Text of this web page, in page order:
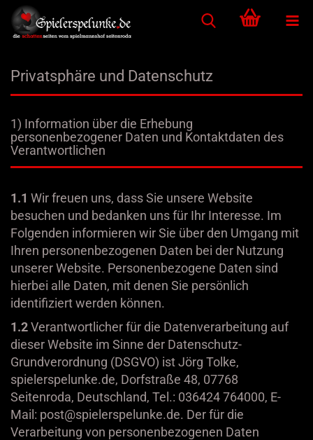
Privatsphäre und Datenschutz
1) Information über die Erhebung
personenbezogener Daten und Kontaktdaten des
Verantwortlichen
1.1 Wir freuen uns, dass Sie unsere Website
besuchen und bedanken uns für Ihr Interesse. Im
Folgenden informieren wir Sie über den Umgang mit
Ihren personenbezogenen Daten bei der Nutzung
unserer Website. Personenbezogene Daten sind
hierbei alle Daten, mit denen Sie persönlich
identifiziert werden können.
1.2Verantwortlicher für die Datenverarbeitung auf
dieser Website im Sinne der Datenschutz-
Grundverordnung (DSGVO) ist Jörg Tolke,
spielerspelunke.de, Dorfstraße 48, 07768
Seitenroda, Deutschland, Tel.: 036424 764000, E-
Mail: post@spielerspelunke.de. Der für die
Verarbeitung von personenbezogenen Daten